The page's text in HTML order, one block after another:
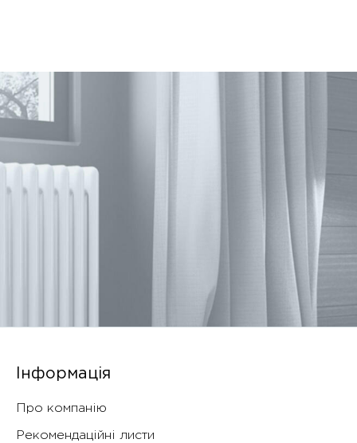
Інформація
Про компанію
Рекомендаційні листи